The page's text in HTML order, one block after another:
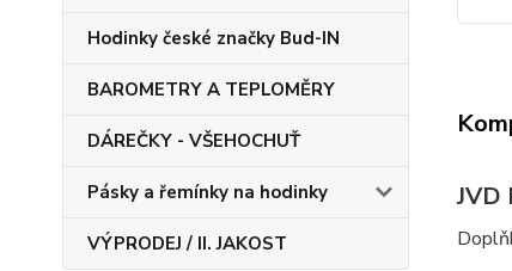
Hodinky české značky Bud-IN
BAROMETRY A TEPLOMĚRY
DÁREČKY - VŠEHOCHUŤ
Pásky a řemínky na hodinky
VÝPRODEJ / II. JAKOST
JVD